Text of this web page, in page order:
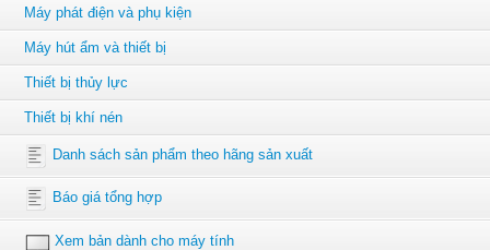
Máy phát điện và phụ kiện
Máy hút ẩm và thiết bị
Thiết bị thủy lực
Thiết bị khí nén
Danh sách sản phẩm theo hãng sản xuất
Báo giá tổng hợp
Xem bản dành cho máy tính